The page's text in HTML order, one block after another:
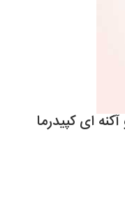
ای کپیدرما